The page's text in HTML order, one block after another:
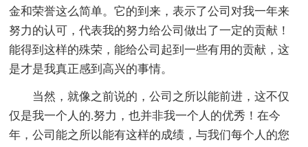
金和荣誉这么简单。它的到来，表示了公司对我一年来
努力的认可，代表我的努力给公司做出了一定的贡献！
能得到这样的殊荣，能给公司起到一些有用的贡献，这
是才是我真正感到高兴的事情。
当然，就像之前说的，公司之所以能前进，这不仅
仅是我一个人的.努力，也并非我一个人的优秀！在今
年，公司能之所以能有这样的成绩，与我们每个人的您